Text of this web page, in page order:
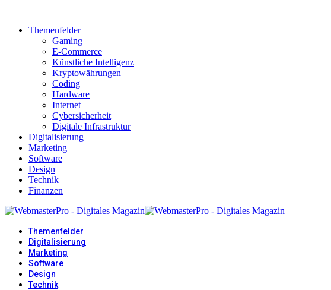
Themenfelder
Gaming
E-Commerce
Künstliche Intelligenz
Kryptowährungen
Coding
Hardware
Internet
Cybersicherheit
Digitale Infrastruktur
Digitalisierung
Marketing
Software
Design
Technik
Finanzen
Themenfelder
Digitalisierung
Marketing
Software
Design
Technik